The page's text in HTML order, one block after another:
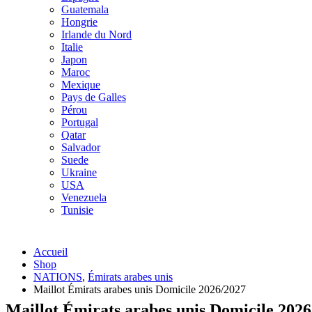
Guatemala
Hongrie
Irlande du Nord
Italie
Japon
Maroc
Mexique
Pays de Galles
Pérou
Portugal
Qatar
Salvador
Suede
Ukraine
USA
Venezuela
Tunisie
Accueil
Shop
NATIONS, Émirats arabes unis
Maillot Émirats arabes unis Domicile 2026/2027